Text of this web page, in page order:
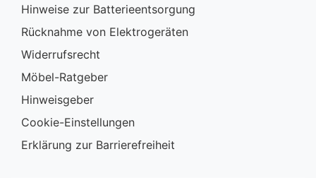
Hinweise zur Batterieentsorgung
Rücknahme von Elektrogeräten
Widerrufsrecht
Möbel-Ratgeber
Hinweisgeber
Cookie-Einstellungen
Erklärung zur Barrierefreiheit